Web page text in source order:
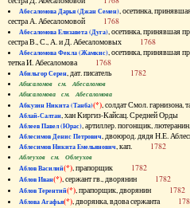
Абесаломова Дарья (Джан Семен), осетинка,
сестра А. Абесаломовой 1768
Абесаломова Елизавета (Дуга), осетинка, принявшая
сестра В., С., А. и Д. Абесаломовых 1768
Абесаломова Фекла (Жамкис), осетинка, принявшая
тетка И. Абесаломова 1768
Абильгор Серен, дат. писатель 1782
Абисаломов см. Абесаломов
Абисаломова см. Абесаломова
Абкузин Никита (Танба)(*), солдат Смол.
Аблай-Салтан, хан Киргиз-Кайсац. Средней
Аблеев Павел (Юрас), артиллер. погонщик,
Аблесимов Денис Петрович, двоюрод. дядя Н.Е.
Аблесимов Никита Емельянович, кап. 1782
Аблеухов см. Облеухов
Аблов Василий(*), прапорщик 1782
Аблов Иван(*), сержант гв., дворянин 1782
Аблов Терентий(*), прапорщик, дворянин 1782
Аблова Агафья(*), дворянка, вдова сержанта